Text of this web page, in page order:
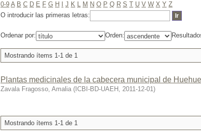
0-9 A B C D E F G H J K L M N O P Q R S T U V W X Y Z
O introducir las primeras letras:
Ordenar por: Orden:
Mostrando ítems 1-1 de 1
Plantas medicinales de la cabecera municipal de
Zavala Fragosso, Amalia ( ICBI-BD-UAEH , 2011-12-01)
Mostrando ítems 1-1 de 1